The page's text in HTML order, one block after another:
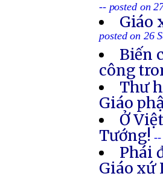
-- posted on
Giáo
posted on 26
Biến
công
Thư
Giáo
Ở
Tướng! --
Phái
Giáo xứ